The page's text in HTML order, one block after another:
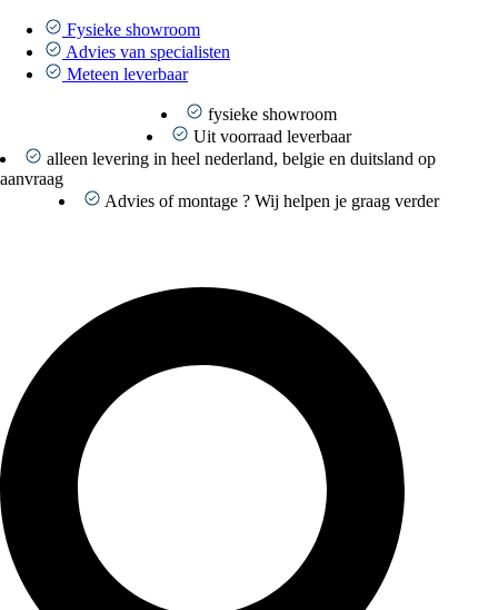
naar
inhoud
Fysieke showroom
Advies van specialisten
Meteen leverbaar
fysieke showroom
Uit voorraad leverbaar
alleen levering in heel nederland, belgie en duitsland op
aanvraag
Advies of montage ? Wij helpen je graag verder